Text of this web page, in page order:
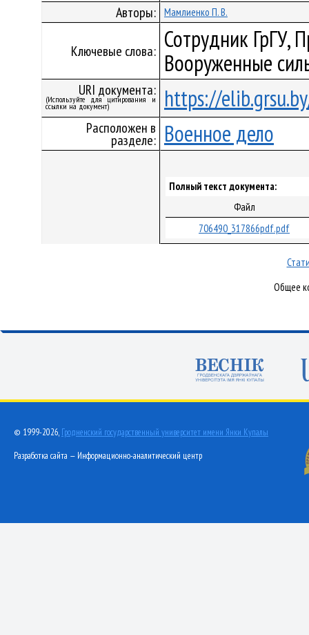
Авторы: Мамлиенко П. В.
Ключевые слова: Сотрудник ГрГУ,
Вооруженные
URI документа:
(Используйте для цитирования и
ссылки на документ) https://
Расположен в
разделе: Военное дело
Полный текст документа:
Файл
706490_317866pdf.pdf
Общее
© 1999-2026, Гродненский государственный университет имени Янки Купалы
Разработка сайта — Информационно-аналитический центр